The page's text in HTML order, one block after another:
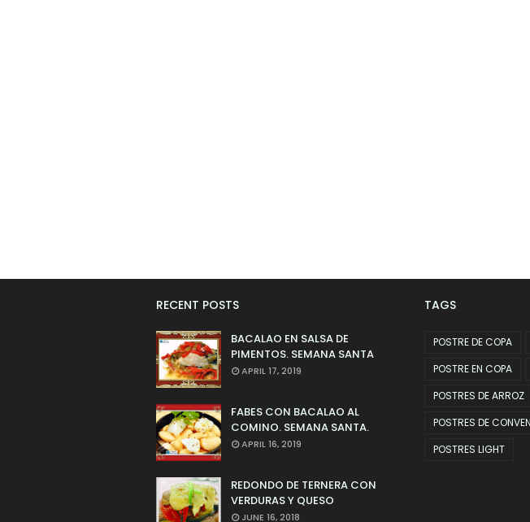
RECENT POSTS
BACALAO EN SALSA DE
PIMENTOS. SEMANA SANTA
APRIL 17, 2019
FABES CON BACALAO AL
COMINO. SEMANA SANTA.
APRIL 16, 2019
REDONDO DE TERNERA CON
VERDURAS Y QUESO
JUNE 16, 2018
TAGS
POSTRE DE COPA
POSTRE EN COPA
POSTRES DE ARROZ
POSTRES DE
POSTRES LIGHT